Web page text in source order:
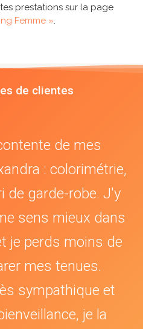
prestations sur la page
Femme ».
de clientes
de mes
: colorimétrie,
de garde-robe. J'y
sens mieux dans
je perds moins de
mes tenues.
sympathique et
je la